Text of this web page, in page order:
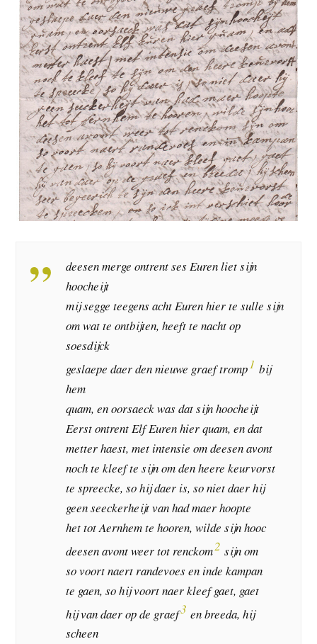
deesen merge ontrent ses Euren liet sijn
hoocheijt
mij segge teegens acht Euren hier te sulle sijn
om wat te ontbijten, heeft te nacht op
soesdijck
geslaepe daer den nieuwe graef tromp1 bij
hem
quam, en oorsaeck was dat sijn hoocheijt
Eerst ontrent Elf Euren hier quam, en dat
metter haest, met intensie om deesen avont
noch te kleef te sijn om den heere keurvorst
te spreecke, so hij daer is, so niet daer hij
geen seeckerheijt van had maer hoopte
het tot Aernhem te hooren, wilde sijn hooc
deesen avont weer tot renckom2 sijn om
so voort naert randevoes en inde kampan
te gaen, so hij voort naer kleef gaet, gaet
hij van daer op de graef3 en breeda, hij
scheen